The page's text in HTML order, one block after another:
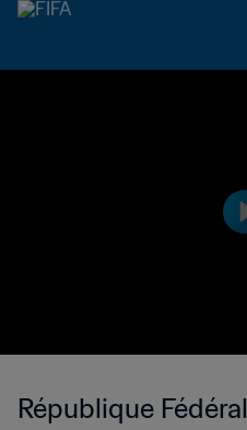
République